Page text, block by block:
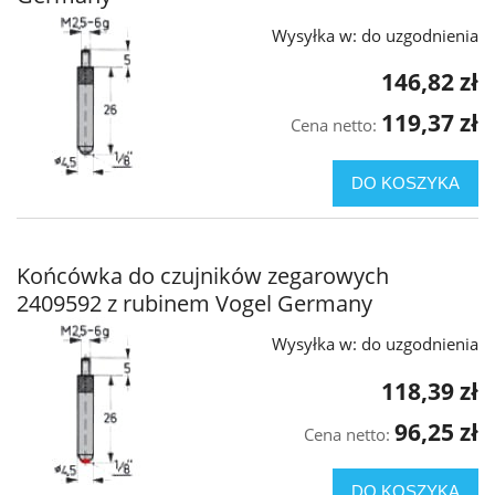
Wysyłka w: do uzgodnienia
146,82 zł
Cena netto: 119,37 zł
DO KOSZYKA
Końcówka do czujników zegarowych
2409592 z rubinem Vogel Germany
Wysyłka w: do uzgodnienia
118,39 zł
Cena netto: 96,25 zł
DO KOSZYKA